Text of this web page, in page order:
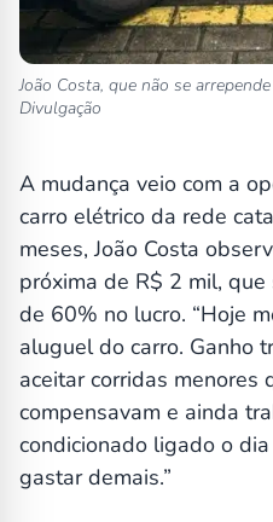
João Costa, que não se
Divulgação
A mudança veio com a
carro elétrico da rede
meses, João Costa
próxima de R$ 2 mil,
de 60% no lucro. “Hoje
aluguel do carro. Ganho
aceitar corridas menores
compensavam e ainda
condicionado ligado o
gastar demais.”